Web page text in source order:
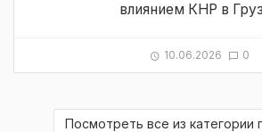
влиянием КНР в
10.06.2026 0
Посмотреть все из категории